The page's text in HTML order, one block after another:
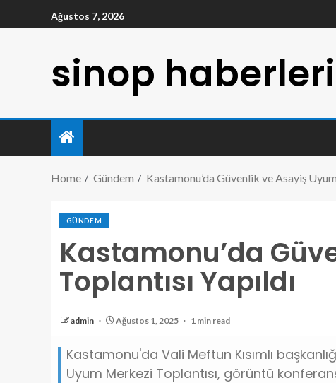
Ağustos 7, 2026
sinop haberleri
Home Gündem Kastamonu’da Güvenlik ve Asayiş Uyum
GÜNDEM
Kastamonu’da
Toplantısı Yapıldı
admin Ağustos 1, 2025 1 min read
Kastamonu'da Vali Meftun Kısımlı
Uyum Merkezi Toplantısı, görüntü